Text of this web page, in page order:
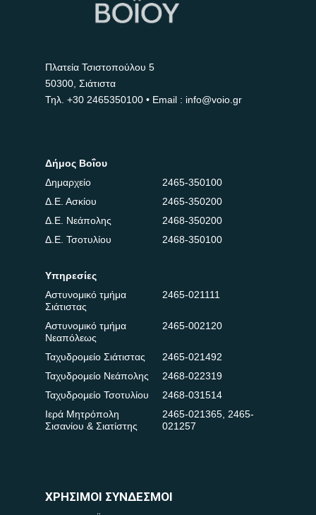
Πλατεία Τσιστοπούλου 5
50300, Σιάτιστα
Τηλ. +30 2465350100 • Email : info@voio.gr
Δήμος Βοΐου
Δημαρχείο
2465-350100
Δ.Ε. Ασκίου
2465-350200
Δ.Ε. Νεάπολης
2468-350200
Δ.Ε. Τσοτυλίου
2468-350100
Υπηρεσίες
Αστυνομικό τμήμα
Σιάτιστας
2465-021111
Αστυνομικό τμήμα
Νεαπόλεως
2465-002120
Ταχυδρομείο Σιάτιστας
2465-021492
Ταχυδρομείο Νεάπολης
2468-022319
Ταχυδρομείο Τσοτυλίου
2468-031514
Ιερά Μητρόπολη
Σισανίου & Σιατίστης
2465-021365, 2465-
021257
ΧΡΗΣΙΜΟΙ ΣΥΝΔΕΣΜΟΙ